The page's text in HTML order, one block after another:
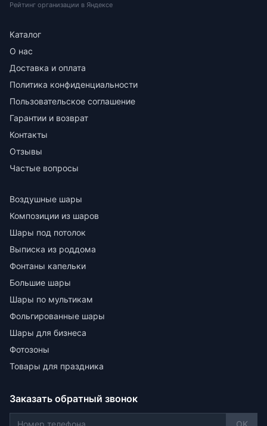
Рейтинг организации в Яндексе
Каталог
О нас
Доставка и оплата
Политика конфиденциальности
Пользовательское соглашение
Гарантии и возврат
Контакты
Отзывы
Частые вопросы
Воздушные шары
Композиции из шаров
Шары под потолок
Выписка из роддома
Фонтаны капельки
Большие шары
Шары по мультикам
Фольгированные шары
Шары для бизнеса
Фотозоны
Товары для праздника
Заказать обратный звонок
OK